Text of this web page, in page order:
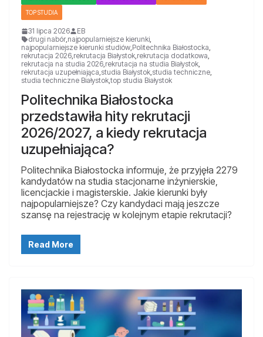
TOP STUDIA
31 lipca 2026
EB
drugi nabór,najpopularniejsze kierunki,
najpopularniejsze kierunki studiów,Politechnika Białostocka,
rekrutacja 2026,rekrutacja Białystok,rekrutacja dodatkowa,
rekrutacja na studia 2026,rekrutacja na studia Białystok,
rekrutacja uzupełniająca,studia Białystok,studia techniczne,
studia techniczne Białystok,top studia Białystok
Politechnika Białostocka
przedstawiła hity rekrutacji
2026/2027, a kiedy rekrutacja
uzupełniająca?
Politechnika Białostocka informuje, że przyjęła 2279
kandydatów na studia stacjonarne inżynierskie,
licencjackie i magisterskie. Jakie kierunki były
najpopularniejsze? Czy kandydaci mają jeszcze
szansę na rejestrację w kolejnym etapie rekrutacji?
Read More